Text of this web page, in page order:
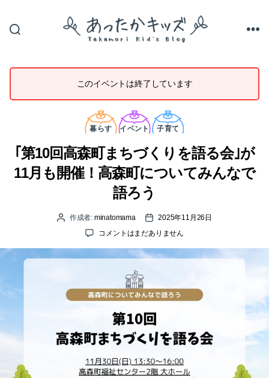
た
か
キ
ッ
ズ
このイベントは終了しています
カ
テ
リ
ー
暮らす イベント 子育て
｢第10回高森町まちづくりを語る会｣が
11月も開催！高森町についてみんなで
語ろう
投 作成者: minatomama
投
稿
日
2025年11月26日
｢第
町
ま
く
り
語
る
コメントはまだありません